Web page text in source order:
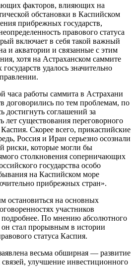
факторов, влияющих на
обстановки в Каспийском
прибрежных государств,
правового статуса
включает в себя такой важный
и акватории и связанные с этим
хотя на Астраханском саммите
удалось значительно
часа работы саммита в Астрахани
договорились по тем проблемам, по
достигнуть соглашений за
существования переговорного
Скорее всего, прикаспийские
Россия и Иран серьезно осознали
риски, которые могли бы
столкновения соперничающих
государства особо
на Каспийском море
прибрежных стран».
остановиться на основных
участников
подробнее. По мнению абсолютного
он стал прорывным в истории
статуса Каспия.
весьма обширная — развитие
улучшение инвестиционного